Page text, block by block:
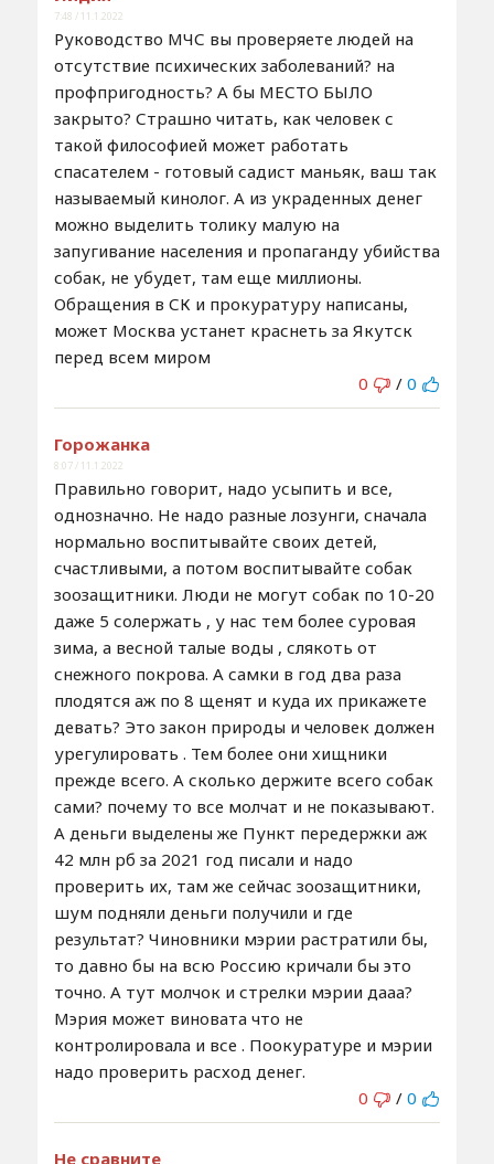
7:48 / 11.1.2022
Руководство МЧС вы проверяете людей на
отсутствие психических заболеваний? на
профпригодность? А бы МЕСТО БЫЛО
закрыто? Страшно читать, как человек с
такой философией может работать
спасателем - готовый садист маньяк, ваш так
называемый кинолог. А из украденных денег
можно выделить толику малую на
запугивание населения и пропаганду убийства
собак, не убудет, там еще миллионы.
Обращения в СК и прокуратуру написаны,
может Москва устанет краснеть за Якутск
перед всем миром
0
/ 0
Горожанка
8:07 / 11.1.2022
Правильно говорит, надо усыпить и все,
однозначно. Не надо разные лозунги, сначала
нормально воспитывайте своих детей,
счастливыми, а потом воспитывайте собак
зоозащитники. Люди не могут собак по 10-20
даже 5 солержать , у нас тем более суровая
зима, а весной талые воды , слякоть от
снежного покрова. А самки в год два раза
плодятся аж по 8 щенят и куда их прикажете
девать? Это закон природы и человек должен
урегулировать . Тем более они хищники
прежде всего. А сколько держите всего собак
сами? почему то все молчат и не показывают.
А деньги выделены же Пункт передержки аж
42 млн рб за 2021 год писали и надо
проверить их, там же сейчас зоозащитники,
шум подняли деньги получили и где
результат? Чиновники мэрии растратили бы,
то давно бы на всю Россию кричали бы это
точно. А тут молчок и стрелки мэрии дааа?
Мэрия может виновата что не
контролировала и все . Поокуратуре и мэрии
надо проверить расход денег.
0
/ 0
Не сравните